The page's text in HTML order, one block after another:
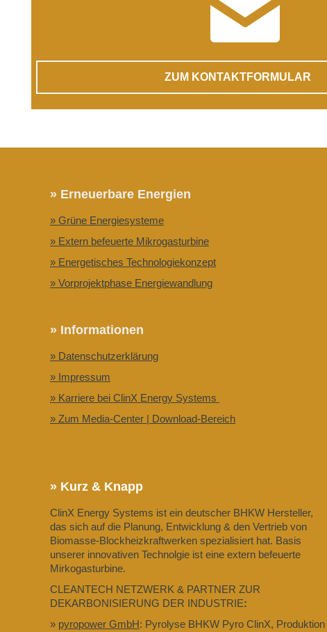
ZUM KONTAKTFORMULAR
» Erneuerbare Energien
» Grüne Energiesysteme
» Extern befeuerte Mikrogasturbine
» Energetisches Technologiekonzept
» Vorprojektphase Energiewandlung
» Informationen
» Datenschutzerklärung
» Impressum
» Karriere bei ClinX Energy Systems
» Zum Media-Center | Download-Bereich
» Kurz & Knapp
ClinX Energy Systems ist ein deutscher BHKW Hersteller,
das sich auf die Planung, Entwicklung & den Vertrieb von
Biomasse-Blockheizkraftwerken spezialisiert hat. Basis
unserer innovativen Technolgie ist eine extern befeuerte
Mirkogasturbine.
CLEANTECH NETZWERK & PARTNER ZUR
DEKARBONISIERUNG DER INDUSTRIE:
» pyropower GmbH: Pyrolyse BHKW Pyro ClinX, Produktion